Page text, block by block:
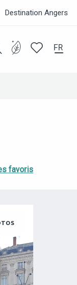
FR
Destination Angers
favoris